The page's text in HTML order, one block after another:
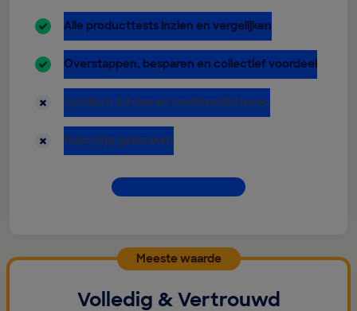
inbegrepen:
Alle producttests inzien en vergelijken
inbegrepen:
Overstappen, besparen en collectief voordeel
niet inbegrepen:
Juridisch Advies en voorbeeldbrieven
niet inbegrepen:
Hulp bij je geldzaken
Dit krijg je allemaal
Meeste waarde
Volledig & Vertrouwd